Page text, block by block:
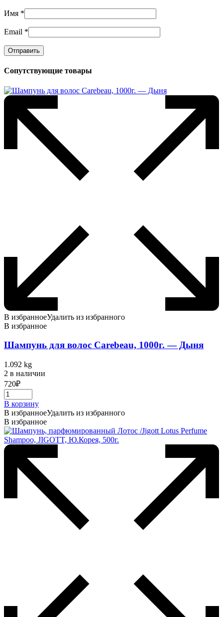
Имя *
Email *
Сопутствующие товары
В избранноеУдалить из избранного
В избранное
Шампунь для волос Carebeau, 1000г. — Дыня
1.092 kg
2 в наличии
720₽
В корзину
В избранноеУдалить из избранного
В избранное